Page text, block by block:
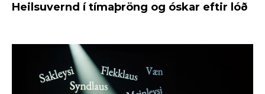
Heilsuvernd í tímaþröng og óskar eftir lóð